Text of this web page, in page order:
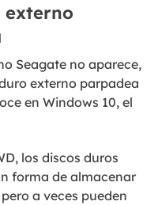
externo
Seagate no aparece,
externo parpadea
en Windows 10, el
los discos duros
forma de almacenar
a veces pueden